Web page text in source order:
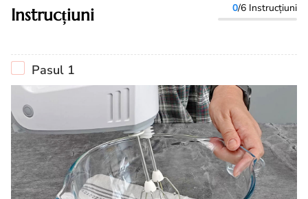
Instrucțiuni 0/6 Instrucțiuni
Pasul 1